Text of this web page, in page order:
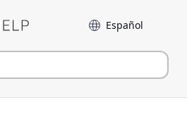
Language